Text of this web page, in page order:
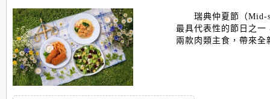
瑞典仲夏節（Mid-
最具代表性的節日之
兩款肉類主食， 帶來